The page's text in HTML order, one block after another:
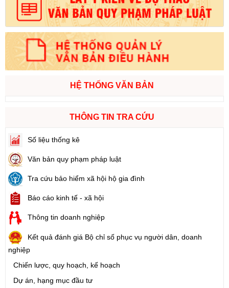
HỆ THỐNG VĂN BẢN
THÔNG TIN TRA CỨU
Số liệu thống kê
Văn bản quy phạm pháp luật
Tra cứu bảo hiểm xã hội hộ gia đình
Báo cáo kinh tế - xã hội
Thông tin doanh nghiệp
Kết quả đánh giá Bộ chỉ số phục vụ người dân, doanh
nghiệp
Chiến lược, quy hoạch, kế hoạch
Dự án, hạng mục đầu tư